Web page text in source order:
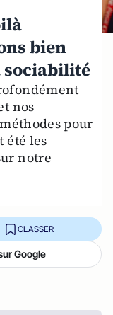
bien
sociabilité
nos
pour
été les
notre
CLASSER
Google